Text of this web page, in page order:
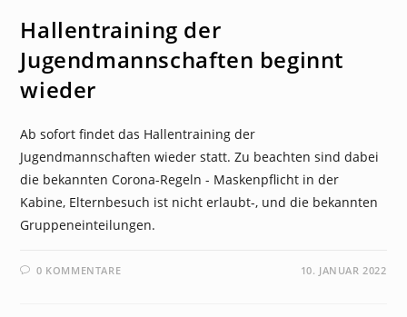
Hallentraining der
Jugendmannschaften beginnt
wieder
Ab sofort findet das Hallentraining der
Jugendmannschaften wieder statt. Zu beachten sind dabei
die bekannten Corona-Regeln - Maskenpflicht in der
Kabine, Elternbesuch ist nicht erlaubt-, und die bekannten
Gruppeneinteilungen.
0 KOMMENTARE 10. JANUAR 2022